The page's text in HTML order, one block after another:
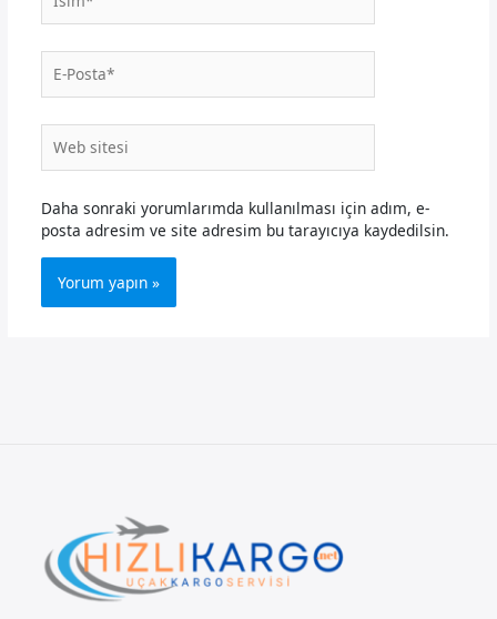
Posta*
sitesi
Daha sonraki yorumlarımda kullanılması için adım, e-
posta adresim ve site adresim bu tarayıcıya kaydedilsin.